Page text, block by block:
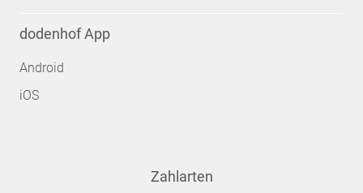
dodenhof App
Android
iOS
Zahlarten